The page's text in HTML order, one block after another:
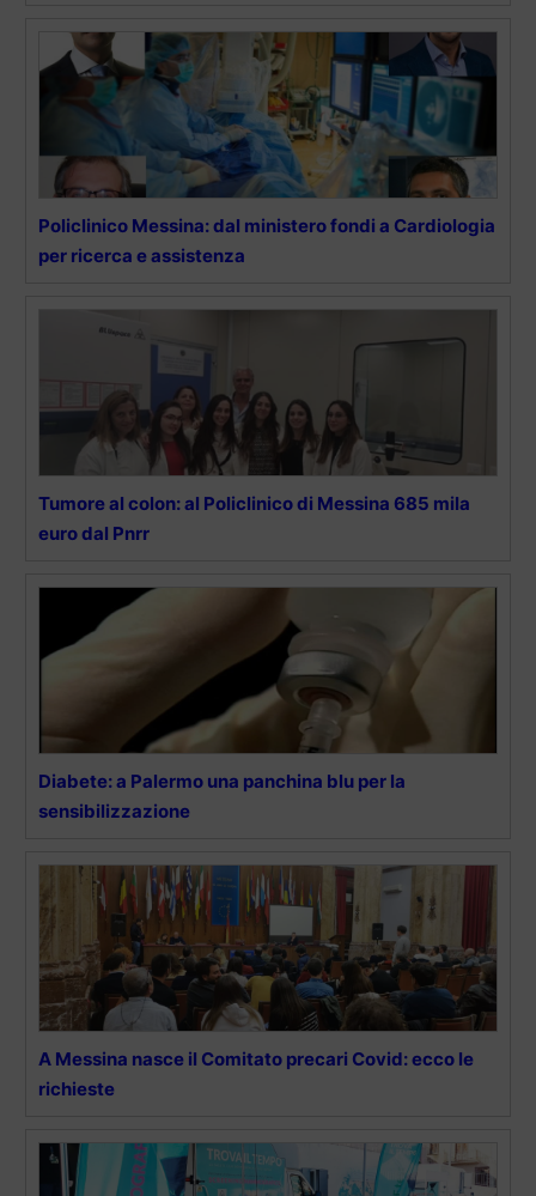
Policlinico Messina: dal ministero fondi a Cardiologia
per ricerca e assistenza
Tumore al colon: al Policlinico di Messina 685 mila
euro dal Pnrr
Diabete: a Palermo una panchina blu per la
sensibilizzazione
A Messina nasce il Comitato precari Covid: ecco le
richieste